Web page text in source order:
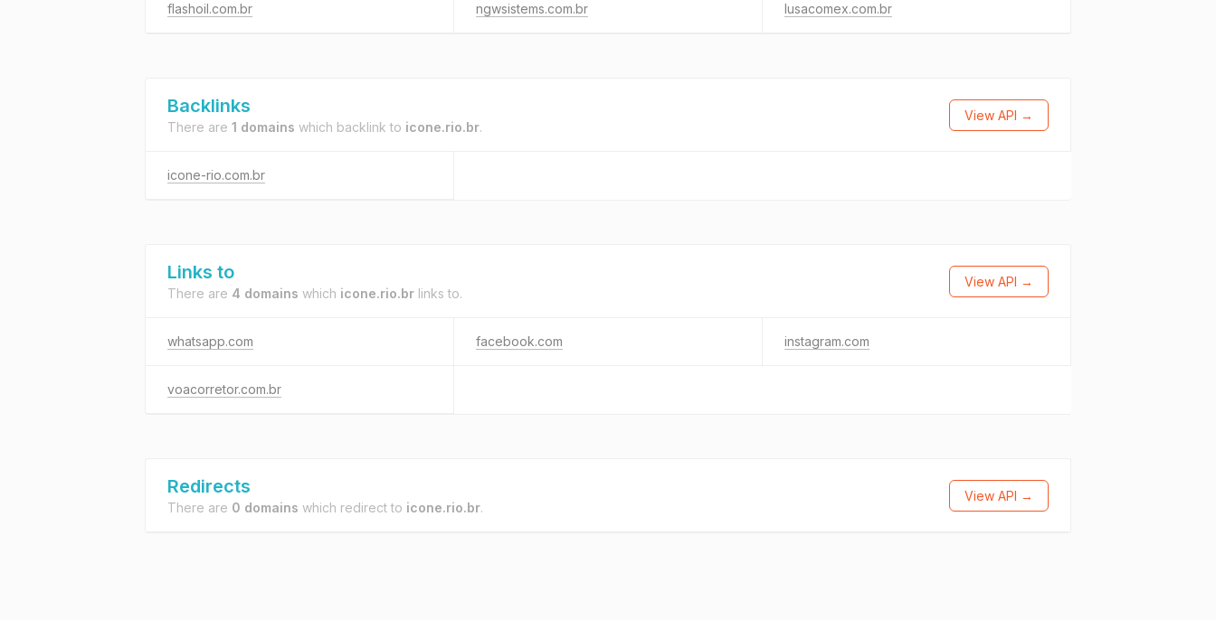
flashoil.com.br ngwsistems.com.br lusacomex.com.br
Backlinks
There are 1 domains which backlink to icone.rio.br.
View API →
icone-rio.com.br
Links to
There are 4 domains which icone.rio.br links to.
View API →
whatsapp.com facebook.com instagram.com
voacorretor.com.br
Redirects
There are 0 domains which redirect to icone.rio.br.
View API →